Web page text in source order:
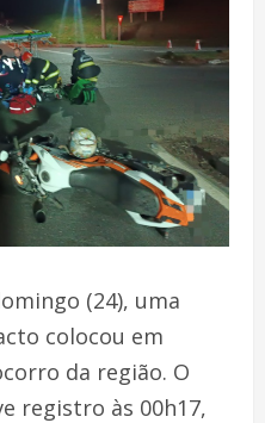
(24), uma
colocou em
da região. O
registro às 00h17,